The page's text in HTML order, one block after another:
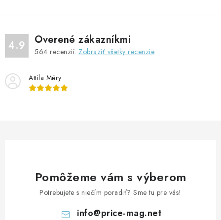
4.9 Overené zákazníkmi
564 recenzií. Zobraziť všetky recenzie
Attila Méry
Pomôžeme vám s výberom
Potrebujete s niečím poradiť? Sme tu pre vás!
info@price-mag.net